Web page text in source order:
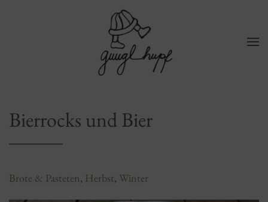
Zum Hauptinhalt springen
Bierrocks und Bier
Brote & Pasteten, Herbst, Winter